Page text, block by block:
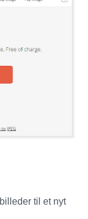
til et nyt